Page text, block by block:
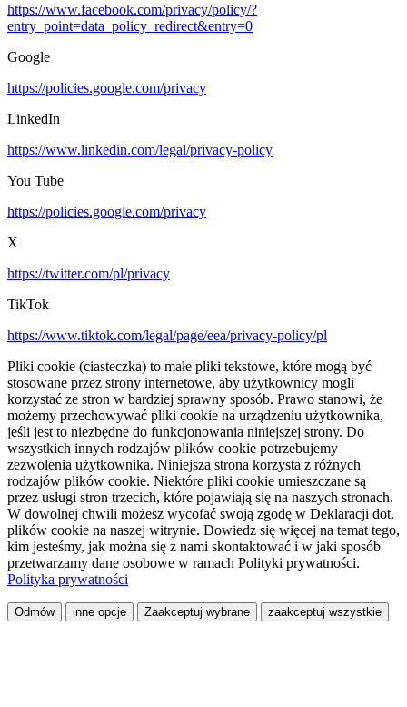
https://www.facebook.com/privacy/policy/?
entry_point=data_policy_redirect&entry=0
Google
https://policies.google.com/privacy
LinkedIn
https://www.linkedin.com/legal/privacy-policy
You Tube
https://policies.google.com/privacy
X
https://twitter.com/pl/privacy
TikTok
https://www.tiktok.com/legal/page/eea/privacy-policy/pl
Pliki cookie (ciasteczka) to małe pliki tekstowe, które mogą być
stosowane przez strony internetowe, aby użytkownicy mogli
korzystać ze stron w bardziej sprawny sposób. Prawo stanowi, że
możemy przechowywać pliki cookie na urządzeniu użytkownika,
jeśli jest to niezbędne do funkcjonowania niniejszej strony. Do
wszystkich innych rodzajów plików cookie potrzebujemy
zezwolenia użytkownika. Niniejsza strona korzysta z różnych
rodzajów plików cookie. Niektóre pliki cookie umieszczane są
przez usługi stron trzecich, które pojawiają się na naszych stronach.
W dowolnej chwili możesz wycofać swoją zgodę w Deklaracji dot.
plików cookie na naszej witrynie. Dowiedz się więcej na temat tego,
kim jesteśmy, jak można się z nami skontaktować i w jaki sposób
przetwarzamy dane osobowe w ramach Polityki prywatności.
Polityka prywatności
Odmów inne opcje Zaakceptuj wybrane zaakceptuj wszystkie